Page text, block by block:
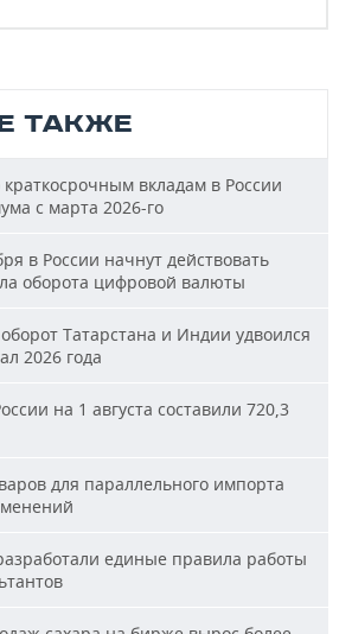
ТАКЖЕ
краткосрочным вкладам в России
с марта 2026-го
в России начнут действовать
оборота цифровой валюты
Татарстана и Индии удвоился
2026 года
на 1 августа составили 720,3
для параллельного импорта
единые правила работы